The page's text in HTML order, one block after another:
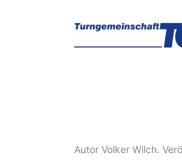
Autor Volker Wilch.